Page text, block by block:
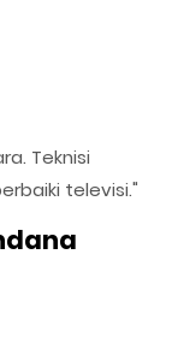
Teknisi
televisi."